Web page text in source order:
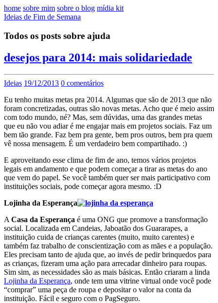
home sobre mim sobre o blog mídia kit
Ideias de Fim de Semana
Todos os posts sobre ajuda
desejos para 2014: mais solidariedade
Ideias 19/12/2013 0 comentários
Eu tenho muitas metas pra 2014. Algumas que são de 2013 que não
foram concretizadas, outras são novas metas. Acho que é meio assim
com todo mundo, né? Mas, sem dúvidas, uma das grandes metas
que eu não vou adiar é me engajar mais em projetos sociais. Faz um
bem tão grande. Faz bem pra gente, bem pros outros, bem pra quem
vê nossa mensagem. É um verdadeiro bem compartihado. :)
E aproveitando esse clima de fim de ano, temos vários projetos
legais em andamento e que podem começar a tirar as metas do ano
que vem do papel. Se você também quer ser mais participativo com
instituições sociais, pode começar agora mesmo. :D
Lojinha da Esperança
A Casa da Esperança é uma ONG que promove a transformação
social. Localizada em Candeias, Jaboatão dos Guararapes, a
instituição cuida de crianças carentes (muito, muito carentes) e
também faz trabalho de conscientização com as mães e a população.
Eles precisam tanto de ajuda que, ao invés de pedir brinquedos para
as crianças, fizeram uma ação para arrecadar dinheiro para roupas.
Sim sim, as necessidades são as mais básicas. Então criaram a linda
Lojinha da Esperança, onde tem uma vitrine virtual onde você pode
“comprar” uma peça de roupa e depositar o valor na conta da
instituição. Fácil e seguro com o PagSeguro.